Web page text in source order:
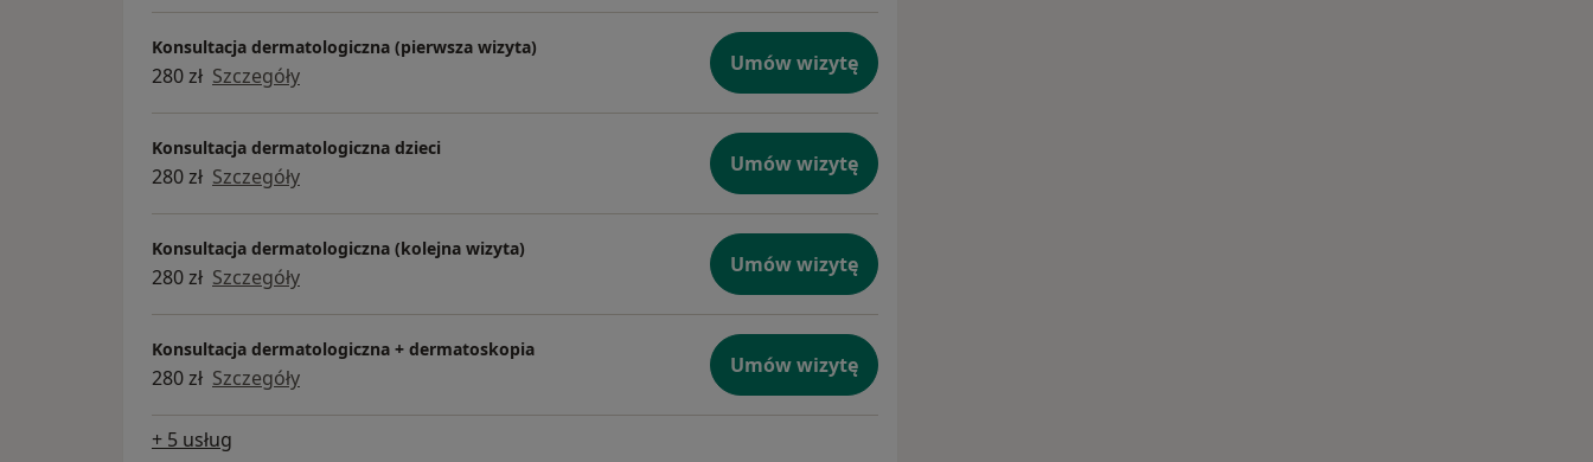
Konsultacja dermatologiczna (pierwsza wizyta)
280 zł Szczegóły Umów wizytę
Konsultacja dermatologiczna dzieci
280 zł Szczegóły Umów wizytę
Konsultacja dermatologiczna (kolejna wizyta)
280 zł Szczegóły Umów wizytę
Konsultacja dermatologiczna + dermatoskopia
280 zł Szczegóły Umów wizytę
+ 5 usług